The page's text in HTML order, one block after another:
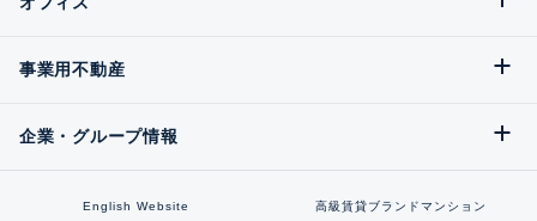
事業用不動産
企業・グループ情報
English Website 高級賃貸ブランドマンション